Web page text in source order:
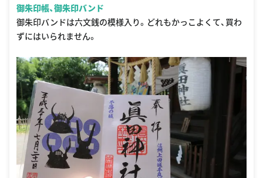
御朱印帳、御朱印バンド
御朱印バンドは六文銭の模様入り。どれもかっこよくて、買わ
ずにはいられません。